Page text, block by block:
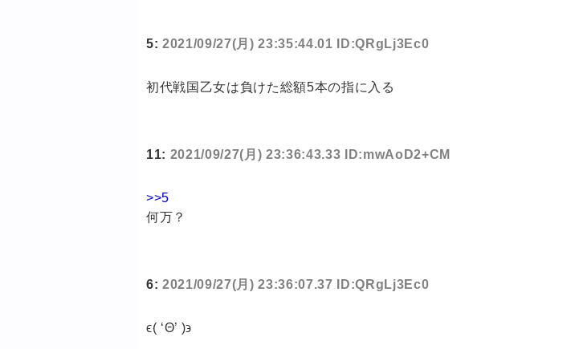
5: 2021/09/27(月) 23:35:44.01 ID:QRgLj3Ec0
初代戦国乙女は負けた総額5本の指に入る
11: 2021/09/27(月) 23:36:43.33 ID:mwAoD2+CM
>>5
何万？
6: 2021/09/27(月) 23:36:07.37 ID:QRgLj3Ec0
ϵ( ‘Θ’ )϶